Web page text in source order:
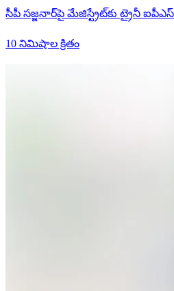
సీపీ సజ్జనార్‌పై మేజిస్ట్రేట్‌కు ట్రైనీ
10 నిమిషాల క్రితం